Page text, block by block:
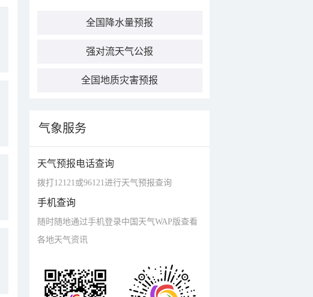
全国降水量预报
强对流天气公报
全国地质灾害预报
气象服务
天气预报电话查询
拨打12121或96121进行天气预报查询
手机查询
随时随地通过手机登录中国天气WAP版查看
各地天气资讯